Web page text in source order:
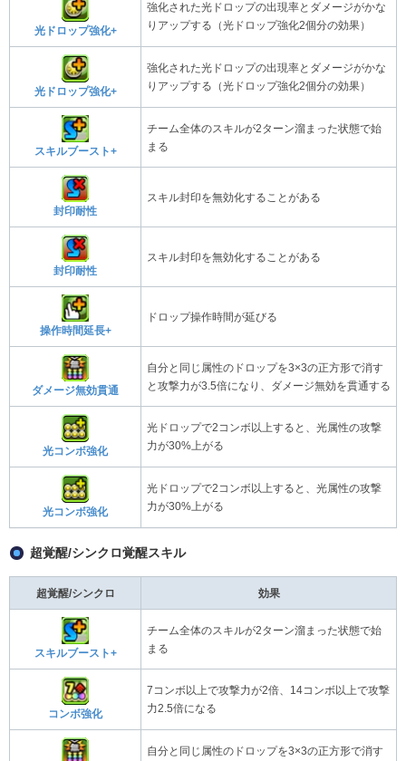
光ドロップ強化+
強化された光ドロップの出現率とダメージがかな
りアップする（光ドロップ強化2個分の効果）
光ドロップ強化+
強化された光ドロップの出現率とダメージがかな
りアップする（光ドロップ強化2個分の効果）
スキルブースト+
チーム全体のスキルが2ターン溜まった状態で始
まる
封印耐性
スキル封印を無効化することがある
封印耐性
スキル封印を無効化することがある
操作時間延長+
ドロップ操作時間が延びる
ダメージ無効貫通
自分と同じ属性のドロップを3×3の正方形で消す
と攻撃力が3.5倍になり、ダメージ無効を貫通する
光コンボ強化
光ドロップで2コンボ以上すると、光属性の攻撃
力が30%上がる
光コンボ強化
光ドロップで2コンボ以上すると、光属性の攻撃
力が30%上がる
超覚醒/シンクロ覚醒スキル
超覚醒/シンクロ 効果
スキルブースト+
チーム全体のスキルが2ターン溜まった状態で始
まる
コンボ強化
7コンボ以上で攻撃力が2倍、14コンボ以上で攻撃
力2.5倍になる
自分と同じ属性のドロップを3×3の正方形で消す